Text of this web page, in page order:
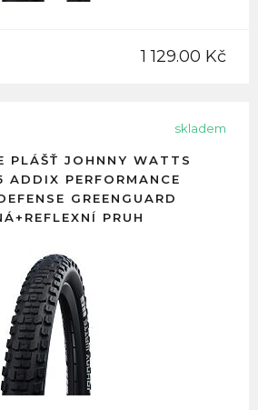
1 129.00 Kč
skladem
PLÁŠŤ JOHNNY WATTS
ADDIX PERFORMANCE
GREENGUARD
PRUH